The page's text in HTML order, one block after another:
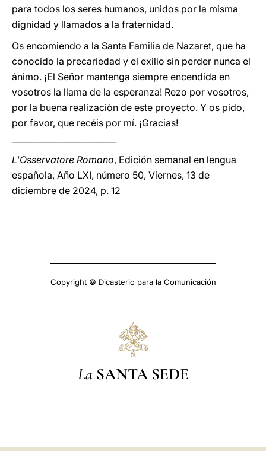
para todos los seres humanos, unidos por la misma
dignidad y llamados a la fraternidad.
Os encomiendo a la Santa Familia de Nazaret, que ha
conocido la precariedad y el exilio sin perder nunca el
ánimo. ¡El Señor mantenga siempre encendida en
vosotros la llama de la esperanza! Rezo por vosotros,
por la buena realización de este proyecto. Y os pido,
por favor, que recéis por mí. ¡Gracias!
L'Osservatore Romano, Edición semanal en lengua
española, Año LXI, número 50, Viernes, 13 de
diciembre de 2024, p. 12
Copyright © Dicasterio para la Comunicación
La SANTA SEDE